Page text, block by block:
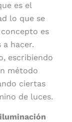
es el
lo que se
es
a hacer.
escribiendo
método
ciertas
de luces.